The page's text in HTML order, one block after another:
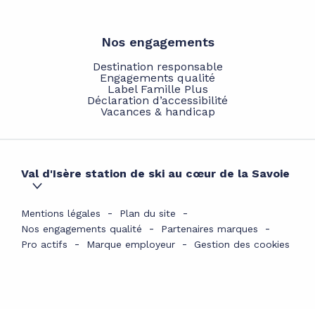
Nos engagements
Destination responsable
Engagements qualité
Label Famille Plus
Déclaration d’accessibilité
Vacances & handicap
Val d'Isère station de ski au cœur de la Savoie
Mentions légales
Plan du site
Nos engagements qualité
Partenaires marques
Pro actifs
Marque employeur Gestion des cookies